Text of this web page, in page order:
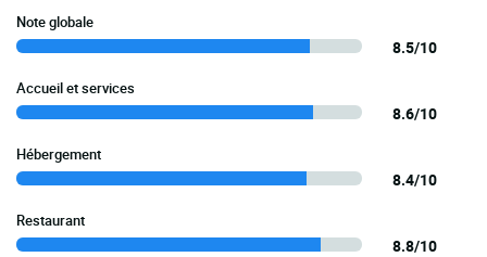
Note globale
8.5/10
Accueil et services
8.6/10
Hébergement
8.4/10
Restaurant
8.8/10